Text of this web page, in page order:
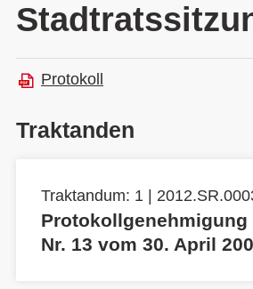
Protokoll
Traktanden
Traktandum: 1 |
Protokollgenehmigung
Nr. 13 vom 30. April